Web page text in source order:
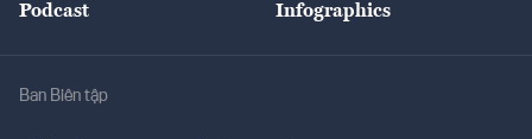
Giải trí
Podcast Infographics
Ban Biên tập